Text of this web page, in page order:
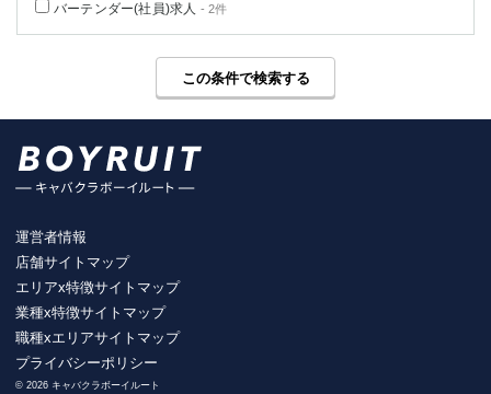
バーテンダー(社員)求人 - 2件
この条件で検索する
運営者情報
店舗サイトマップ
エリアx特徴サイトマップ
業種x特徴サイトマップ
職種xエリアサイトマップ
プライバシーポリシー
© 2026 キャバクラボーイルート